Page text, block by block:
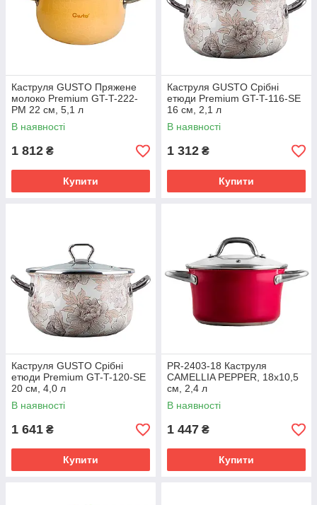
Каструля GUSTO Пряжене
молоко Premium GT-T-222-
PM 22 см, 5,1 л
В наявності
1 812 ₴
Купити
Каструля GUSTO Срібні
етюди Premium GT-T-116-SE
16 см, 2,1 л
В наявності
1 312 ₴
Купити
Каструля GUSTO Срібні
етюди Premium GT-T-120-SE
20 см, 4,0 л
В наявності
1 641 ₴
Купити
PR-2403-18 Каструля
CAMELLIA PEPPER, 18х10,5
см, 2,4 л
В наявності
1 447 ₴
Купити